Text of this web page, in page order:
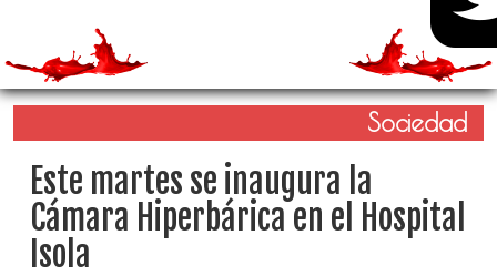
Sociedad
Este martes se inaugura la
Cámara Hiperbárica en el Hospital
Isola